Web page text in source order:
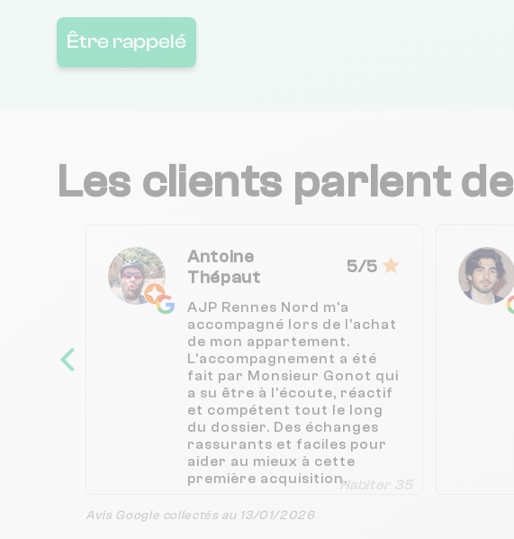
Être rappelé
Les clients parlent de
Antoine
Thépaut
5/5
AJP Rennes Nord m'a
accompagné lors de l'achat
de mon appartement.
L'accompagnement a été
fait par Monsieur Gonot qui
a su être à l'écoute, réactif
et compétent tout le long
du dossier. Des échanges
rassurants et faciles pour
aider au mieux à cette
première acquisition.Habiter 35
Avis Google collectés au 13/01/2026